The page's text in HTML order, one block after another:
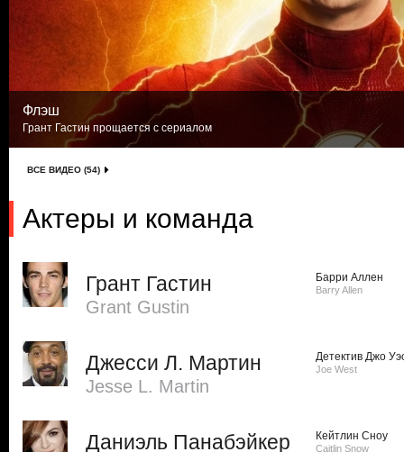
Флэш
Грант Гастин прощается с сериалом
ВСЕ ВИДЕО (54)
Актеры и команда
Грант Гастин
Grant Gustin
Барри Аллен
Barry Allen
Джесси Л. Мартин
Jesse L. Martin
Детектив Джо
Joe West
Даниэль Панабэйкер Кейтлин Сноу
Caitlin Snow